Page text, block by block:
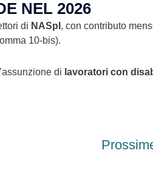
NEL 2026
di NASpI , con contributo
10-bis).
di lavoratori con